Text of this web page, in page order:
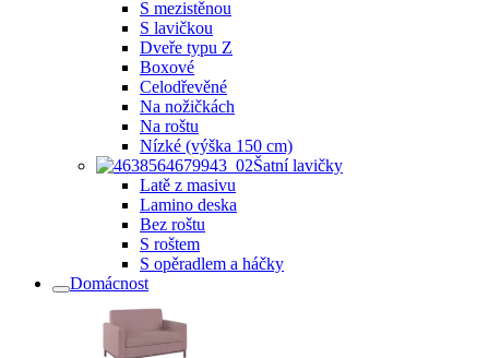
S mezistěnou
S lavičkou
Dveře typu Z
Boxové
Celodřevěné
Na nožičkách
Na roštu
Nízké (výška 150 cm)
Šatní lavičky
Latě z masivu
Lamino deska
Bez roštu
S roštem
S opěradlem a háčky
Domácnost